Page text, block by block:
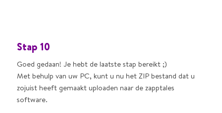
Stap 10
Goed gedaan! Je hebt de laatste stap bereikt ;)
Met behulp van uw PC, kunt u nu het ZIP bestand dat u
zojuist heeft gemaakt uploaden naar de zapptales
software.